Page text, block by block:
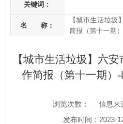
关键词：
名 称：
【城市生活垃圾
简报（第十一期）
【城市生活垃圾】六
作简报（第十一期）
浏览次数：
信息来
发布时间：2023-